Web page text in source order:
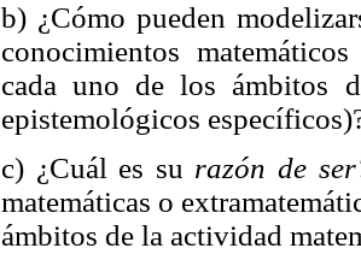
b) ¿Cómo pueden
conocimientos
cada uno de los ámbitos
epistemológicos
c) ¿Cuál es su razón de
matemáticas o
ámbitos de la actividad